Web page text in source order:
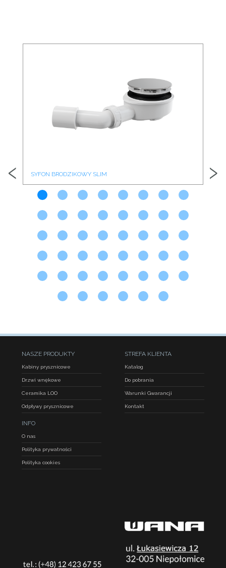
SYFON BRODZIKOWY SLIM
‹ ›
NASZE PRODUKTY
Kabiny prysznicowe
Drzwi wnękowe
Ceramika LOO
Odpływy prysznicowe
STREFA KLIENTA
Katalog
Do pobrania
Warunki Gwarancji
Kontakt
INFO
O nas
Polityka prywatności
Polityka cookies